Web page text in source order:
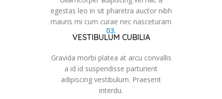
egestas leo in sit pharetra auctor nibh
mauris mi cum curae nec nasceturam
03.
VESTIBULUM CUBILIA
Gravida morbi platea at arcu convallis
a id id suspendisse parturient
adipiscing vestibulum. Praesent
interdu.